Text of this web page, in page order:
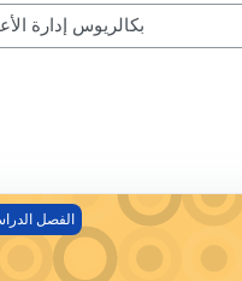
إدارة
الفصل